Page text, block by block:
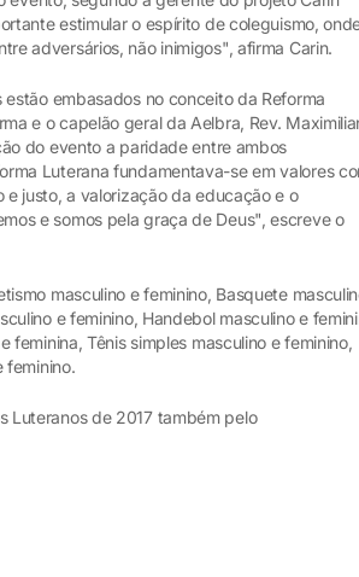
estimular o espírito de coleguismo,
adversários, não inimigos", afirma Carin.
embasados no conceito da Reforma
e o capelão geral da Aelbra, Rev.
do evento a paridade entre ambos
Luterana fundamentava-se em valores
justo, a valorização da educação e o
e somos pela graça de Deus", escreve o
masculino e feminino, Basquete
e feminino, Handebol masculino e
feminina, Tênis simples masculino e feminino,
feminino.
Luteranos de 2017 também pelo